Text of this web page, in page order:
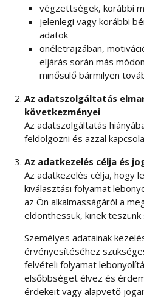
végzettségek, korábbi
jelenlegi vagy korábbi
adatok
önéletrajzában,
eljárás során más
minősülő bármilyen
Az adatszolgáltatás
következményei
Az adatszolgáltatás
feldolgozni és azzal
Az adatkezelés célja és
Az adatkezelés célja, hogy
kiválasztási folyamat
az Ön alkalmasságáról a
eldönthessük, kinek
Személyes adatainak
érvényesítéséhez
felvételi folyamat
elsőbbséget élvez és
érdekeit vagy alapvető